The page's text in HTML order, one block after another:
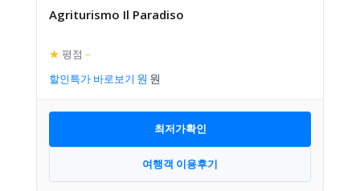
Agriturismo Il Paradiso
★ 평점 –
할인특가 바로보기
최저가확인
여행객 이용후기